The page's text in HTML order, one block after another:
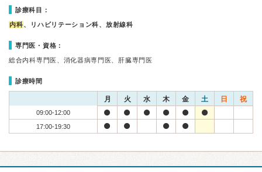
診療科目：
内科、リハビリテーション科、放射線科
専門医・資格：
総合内科専門医、消化器病専門医、肝臓専門医
診療時間
月 火 水 木 金 土 日 祝
09:00-12:00
17:00-19:30